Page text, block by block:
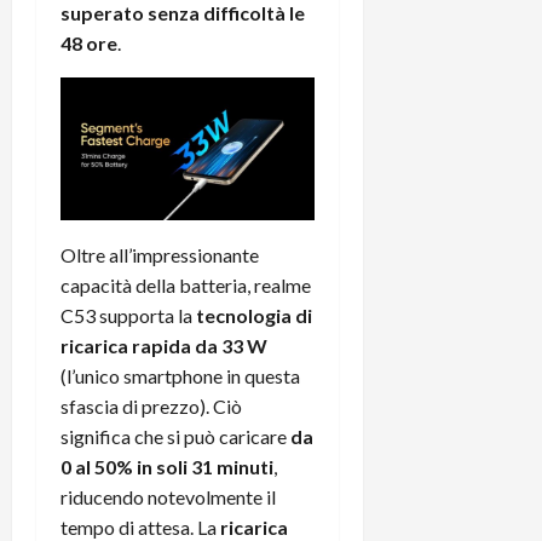
superato senza difficoltà le
48 ore.
Oltre all’impressionante
capacità della batteria, realme
C53 supporta la tecnologia di
ricarica rapida da 33 W
(l’unico smartphone in questa
sfascia di prezzo). Ciò
significa che si può caricare da
0 al 50% in soli 31 minuti,
riducendo notevolmente il
tempo di attesa. La ricarica